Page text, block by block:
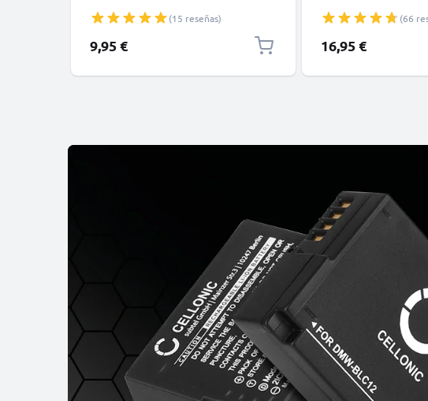
CELLONIC
(15 reseñas)
9,95 €
FZ2000 FZ200 FZ300
G70 G80 G81 de
(66
16,95 €